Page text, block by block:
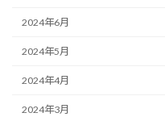
2024年6月
2024年5月
2024年4月
2024年3月